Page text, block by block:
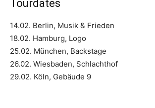
Tourdates
14.02. Berlin, Musik & Frieden
18.02. Hamburg, Logo
25.02. München, Backstage
26.02. Wiesbaden, Schlachthof
29.02. Köln, Gebäude 9